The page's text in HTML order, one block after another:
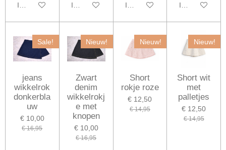
In winkelwagen In winkelwagen In winkelwagen In
Sale!
jeans
wikkelrok
donkerbla
uw
€ 10,00
€ 16,95
Nieuw!
Zwart
denim
wikkelrokj
e met
knopen
€ 10,00
€ 16,95
Nieuw!
Short
rokje roze
€ 12,50
€ 14,95
Nieuw!
Short wit
met
palletjes
€ 12,50
€ 14,95